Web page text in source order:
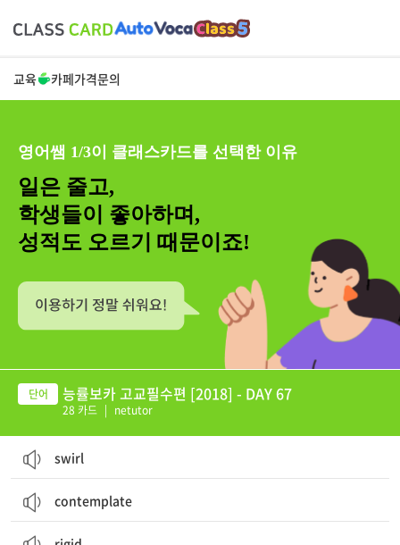
교육 카페가격문의
영어쌤 1/3이 클래스카드를 선택한 이유
일은 줄고,
학생들이 좋아하며,
성적도 오르기 때문이죠!
능률보카 고교필수편 [2018] - DAY 67
28 카드 | netutor
swirl
contemplate